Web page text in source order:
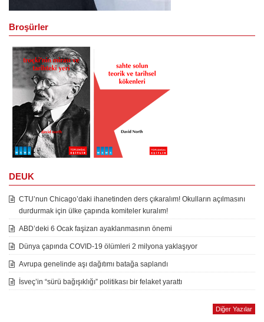
Broşürler
DEUK
CTU’nun Chicago’daki ihanetinden ders çıkaralım! Okulların açılmasını
durdurmak için ülke çapında komiteler kuralım!
ABD’deki 6 Ocak faşizan ayaklanmasının önemi
Dünya çapında COVID-19 ölümleri 2 milyona yaklaşıyor
Avrupa genelinde aşı dağıtımı batağa saplandı
İsveç’in “sürü bağışıklığı” politikası bir felaket yarattı
Diğer Yazılar